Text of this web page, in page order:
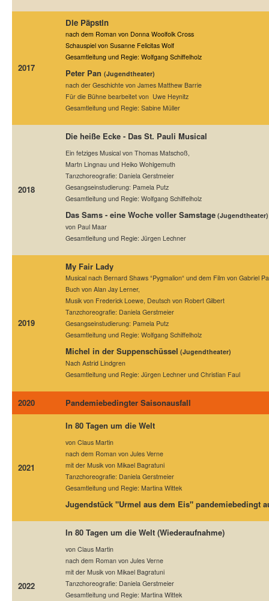
2017
Die Päpstin
nach dem Roman von Donna Woolfolk Cross
Schauspiel von Susanne Felicitas Wolf
Gesamtleitung und Regie: Wolfgang Schiffelholz
Peter Pan (Jugendtheater)
nach der Geschichte von James Matthew Barrie
Für die Bühne bearbeitet von Uwe Heynitz
Gesamtleitung und Regie: Sabine Müller
2018
Die heiße Ecke - Das St. Pauli Musical
Ein fetziges Musical von Thomas Matschoß,
Martn Lingnau und Heiko Wohlgemuth
Tanzchoreografie: Daniela Gerstmeier
Gesangseinstudierung: Pamela Putz
Gesamtleitung und Regie: Wolfgang Schiffelholz
Das Sams - eine Woche voller Samstage (Jugendtheater)
von Paul Maar
Gesamtleitung und Regie: Jürgen Lechner
2019
My Fair Lady
Musical nach Bernard Shaws “Pygmalion“ und dem Film von Gabriel
Buch von Alan Jay Lerner,
Musik von Frederick Loewe, Deutsch von Robert Gilbert
Tanzchoreografie: Daniela Gerstmeier
Gesangseinstudierung: Pamela Putz
Gesamtleitung und Regie: Wolfgang Schiffelholz
Michel in der Suppenschüssel (Jugendtheater)
Nach Astrid Lindgren
Gesamtleitung und Regie: Jürgen Lechner und Christian Faul
2020 Pandemiebedingter Saisonausfall
2021
In 80 Tagen um die Welt
von Claus Martin
nach dem Roman von Jules Verne
mit der Musik von Mikael Bagratuni
Tanzchoreografie: Daniela Gerstmeier
Gesamtleitung und Regie: Martina Wittek
Jugendstück "Urmel aus dem Eis" pandemiebedingt
2022
In 80 Tagen um die Welt (Wiederaufnahme)
von Claus Martin
nach dem Roman von Jules Verne
mit der Musik von Mikael Bagratuni
Tanzchoreografie: Daniela Gerstmeier
Gesamtleitung und Regie: Martina Wittek